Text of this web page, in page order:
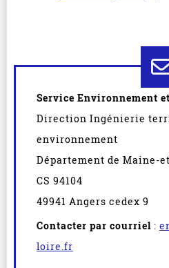
Service Environnement
Direction Ingénierie
environnement
Département de Maine-
CS 94104
49941 Angers cedex 9
Contacter par courriel :
loire.fr